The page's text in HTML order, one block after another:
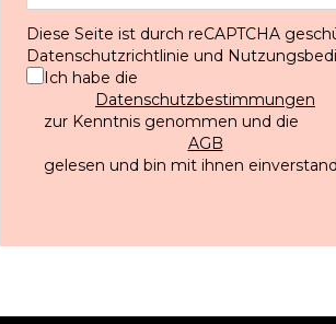
Diese Seite ist durch reCAPTCHA
Datenschutzrichtlinie und
Ich habe die
Datenschutzbestimmungen
zur Kenntnis genommen und die
AGB
gelesen und bin mit ihnen